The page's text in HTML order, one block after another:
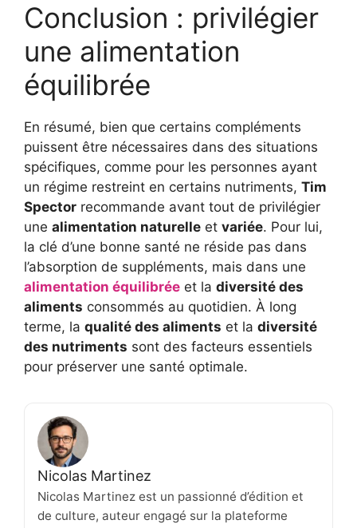
Conclusion : privilégier
une alimentation
équilibrée
En résumé, bien que certains compléments
puissent être nécessaires dans des situations
spécifiques, comme pour les personnes ayant
un régime restreint en certains nutriments, Tim
Spector recommande avant tout de privilégier
une alimentation naturelle et variée. Pour lui,
la clé d’une bonne santé ne réside pas dans
l’absorption de suppléments, mais dans une
alimentation équilibrée et la diversité des
aliments consommés au quotidien. À long
terme, la qualité des aliments et la diversité
des nutriments sont des facteurs essentiels
pour préserver une santé optimale.
Nicolas Martinez
Nicolas Martinez est un passionné d’édition et
de culture, auteur engagé sur la plateforme